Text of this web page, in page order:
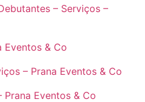
– Serviços –
Eventos & Co
– Prana Eventos & Co
Prana Eventos & Co